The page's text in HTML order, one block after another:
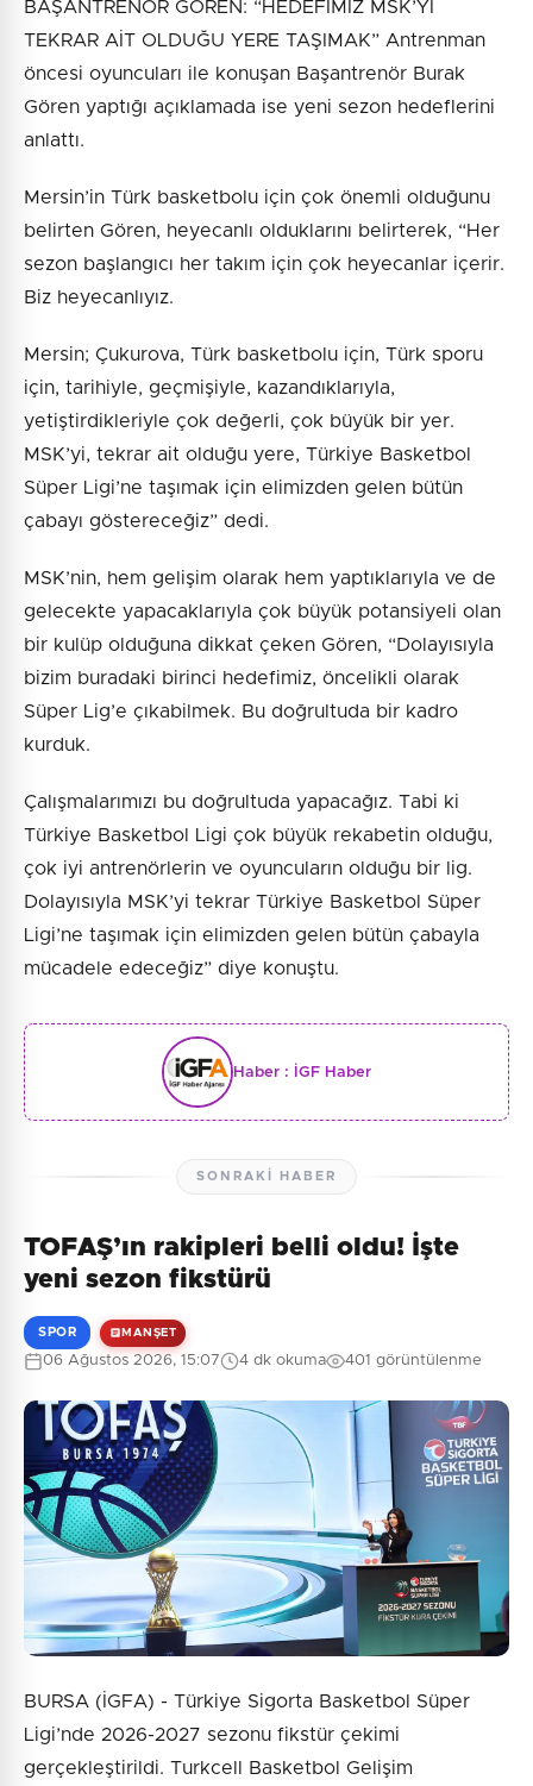
BAŞANTRENÖR GÖREN: “HEDEFİMİZ MSK’Yİ
TEKRAR AİT OLDUĞU YERE TAŞIMAK” Antrenman
öncesi oyuncuları ile konuşan Başantrenör Burak
Gören yaptığı açıklamada ise yeni sezon hedeflerini
anlattı.
Mersin’in Türk basketbolu için çok önemli olduğunu
belirten Gören, heyecanlı olduklarını belirterek, “Her
sezon başlangıcı her takım için çok heyecanlar içerir.
Biz heyecanlıyız.
Mersin; Çukurova, Türk basketbolu için, Türk sporu
için, tarihiyle, geçmişiyle, kazandıklarıyla,
yetiştirdikleriyle çok değerli, çok büyük bir yer.
MSK’yi, tekrar ait olduğu yere, Türkiye Basketbol
Süper Ligi’ne taşımak için elimizden gelen bütün
çabayı göstereceğiz” dedi.
MSK’nin, hem gelişim olarak hem yaptıklarıyla ve de
gelecekte yapacaklarıyla çok büyük potansiyeli olan
bir kulüp olduğuna dikkat çeken Gören, “Dolayısıyla
bizim buradaki birinci hedefimiz, öncelikli olarak
Süper Lig’e çıkabilmek. Bu doğrultuda bir kadro
kurduk.
Çalışmalarımızı bu doğrultuda yapacağız. Tabi ki
Türkiye Basketbol Ligi çok büyük rekabetin olduğu,
çok iyi antrenörlerin ve oyuncuların olduğu bir lig.
Dolayısıyla MSK’yi tekrar Türkiye Basketbol Süper
Ligi’ne taşımak için elimizden gelen bütün çabayla
mücadele edeceğiz” diye konuştu.
Haber : İGF Haber
SONRAKI HABER
TOFAŞ’ın rakipleri belli oldu! İşte
yeni sezon fikstürü
SPOR MANŞET
06 Ağustos 2026, 15:07 4 dk okuma 401 görüntülenme
BURSA (İGFA) - Türkiye Sigorta Basketbol Süper
Ligi’nde 2026-2027 sezonu fikstür çekimi
gerçekleştirildi. Turkcell Basketbol Gelişim